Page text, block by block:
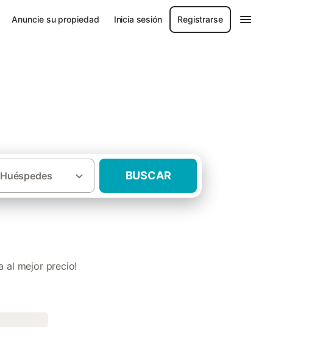
Anuncie su propiedad Inicia sesión Registrarse
Huéspedes BUSCAR
al mejor precio!